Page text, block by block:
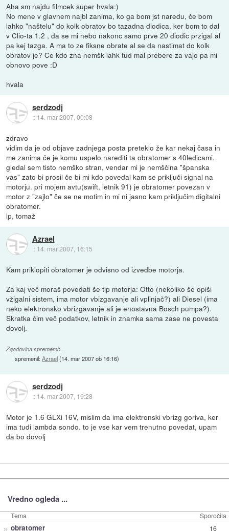
Aha sm najdu filmcek super hvala:)
No mene v glavnem najbl zanima, ko ga bom jst naredu, če bom
lahko "naštelu" do kolk obratov bo tazadna diodica, ker bom to dal
v Clio-ta 1.2 , da se mi nebo nakonc samo prve 20 diodic przigal al
pa kej tazga. A ma to ze fiksne obrate al se da nastimat do kolk
obratov je? Ce kdo zna nemšk lahk tud mal prebere za vajo pa mi
obnovo pove :D
hvala
serdzodj
:: 14. mar 2007, 00:08
zdravo
vidim da je od objave zadnjega posta preteklo že kar nekaj časa in
me zanima če je komu uspelo narediti ta obratomer s 40ledicami.
gledal sem tisto nemško stran, vendar mi je nemščina "španska
vas" zato bi prosil če bi mi kdo povedal kam se priključi signal na
motorju. pri mojem avtu(swift, letnik 91) je obratomer povezan v
motor z "zajlo" če se ne motim in mi ni jasno kam priključim digitalni
obratomer.
lp, tomaž
Azrael
:: 14. mar 2007, 16:15
Kam priklopiti obratomer je odvisno od izvedbe motorja.
Za kaj več moraš povedati še tip motorja: Otto (nekoliko še opiši
vžigalni sistem, ima motor vbizgavanje ali vplinjač?) ali Diesel (ima
neko elektronsko vbrizgavanje ali je enostavna Bosch pumpa?).
Skratka čim več podatkov, letnik in znamka sama zase ne povesta
dovolj.
Zgodovina sprememb…
spremenil:Azrael(14. mar 2007 ob 16:16)
serdzodj
:: 14. mar 2007, 19:28
Motor je 1.6 GLXi 16V, mislim da ima elektronski vbrizg goriva, ker
ima tudi lambda sondo. to je vse kar vem trenutno povedat, upam
da bo dovolj
Vredno ogleda ...
Tema Sporočila
» obratomer 16